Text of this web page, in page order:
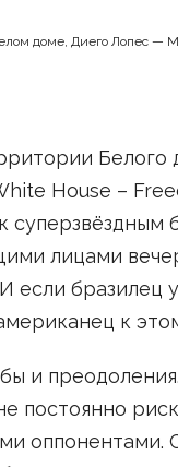
доме, Диего Лопес —
House –
суперзвёздным
лицами
если бразилец
к
и
постоянно
оппонентами.